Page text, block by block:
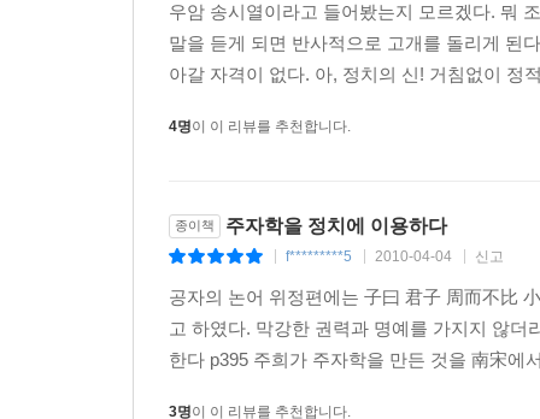
우암 송시열이라고 들어봤는지 모르겠다. 뭐
말을 듣게 되면 반사적으로 고개를 돌리게 된
아갈 자격이 없다. 아, 정치의 신! 거침없이 정
4명이 이 리뷰를 추천합니다.
종이책 주자학을 정치에 이용하다
f*********5 2010-04-04 신고
공자의 논어 위정편에는 子曰 君子 周而不比
고 하였다. 막강한 권력과 명예를 가지지 않
한다 p395 주희가 주자학을 만든 것을 南宋에
3명이 이 리뷰를 추천합니다.